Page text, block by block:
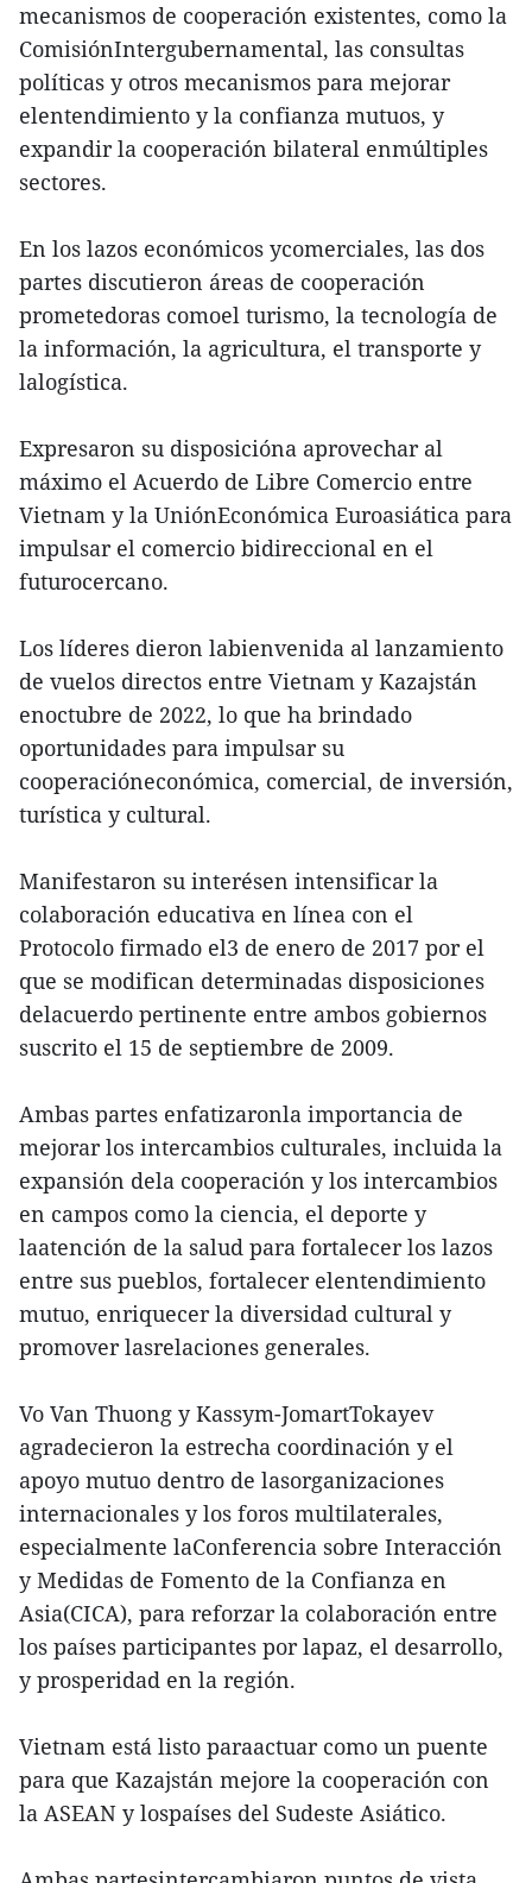
mecanismos de cooperación existentes, como la
ComisiónIntergubernamental, las consultas
políticas y otros mecanismos para mejorar
elentendimiento y la confianza mutuos, y
expandir la cooperación bilateral enmúltiples
sectores.
En los lazos económicos ycomerciales, las dos
partes discutieron áreas de cooperación
prometedoras comoel turismo, la tecnología de
la información, la agricultura, el transporte y
lalogística.
Expresaron su disposicióna aprovechar al
máximo el Acuerdo de Libre Comercio entre
Vietnam y la UniónEconómica Euroasiática para
impulsar el comercio bidireccional en el
futurocercano.
Los líderes dieron labienvenida al lanzamiento
de vuelos directos entre Vietnam y Kazajstán
enoctubre de 2022, lo que ha brindado
oportunidades para impulsar su
cooperacióneconómica, comercial, de inversión,
turística y cultural.
Manifestaron su interésen intensificar la
colaboración educativa en línea con el
Protocolo firmado el3 de enero de 2017 por el
que se modifican determinadas disposiciones
delacuerdo pertinente entre ambos gobiernos
suscrito el 15 de septiembre de 2009.
Ambas partes enfatizaronla importancia de
mejorar los intercambios culturales, incluida la
expansión dela cooperación y los intercambios
en campos como la ciencia, el deporte y
laatención de la salud para fortalecer los lazos
entre sus pueblos, fortalecer elentendimiento
mutuo, enriquecer la diversidad cultural y
promover lasrelaciones generales.
Vo Van Thuong y Kassym-JomartTokayev
agradecieron la estrecha coordinación y el
apoyo mutuo dentro de lasorganizaciones
internacionales y los foros multilaterales,
especialmente laConferencia sobre Interacción
y Medidas de Fomento de la Confianza en
Asia(CICA), para reforzar la colaboración entre
los países participantes por lapaz, el desarrollo,
y prosperidad en la región.
Vietnam está listo paraactuar como un puente
para que Kazajstán mejore la cooperación con
la ASEAN y lospaíses del Sudeste Asiático.